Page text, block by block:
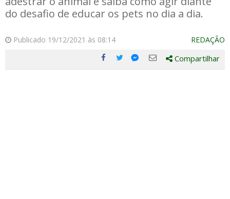
do desafio de educar os pets no dia a dia.
Publicado 19/12/2021 às 08:14 REDAÇÃO
Compartilhe
Compartilhe
Compartilhe
Compartilhe
Compartilhar